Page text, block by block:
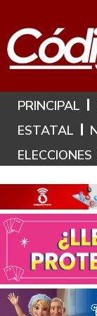
PRINCIPAL
ESTATAL
ELECCIONES